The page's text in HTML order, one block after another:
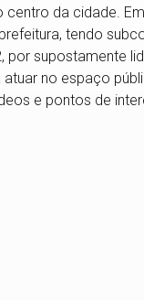
da cidade.
tendo
supostamente
no espaço
e pontos de